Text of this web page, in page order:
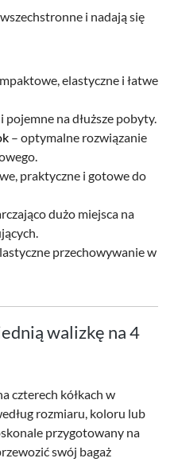
i nadają się
elastyczne i łatwe
pojemne na dłuższe pobyty.
– optymalne rozwiązanie
praktyczne i gotowe do
dużo miejsca na
przechowywanie w
walizkę na 4
czterech kółkach w
rozmiaru, koloru lub
przygotowany na
swój bagaż